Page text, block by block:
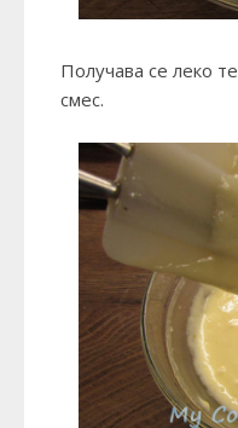
Получава се леко
смес.